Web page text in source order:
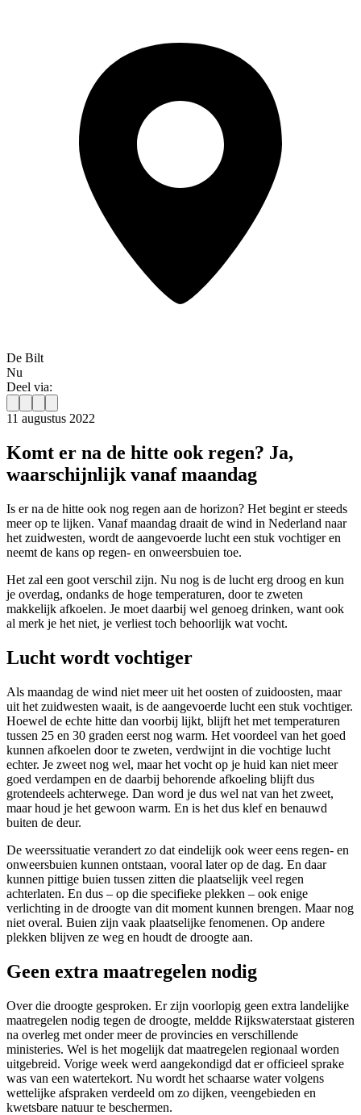
De Bilt
Nu
Deel via:
11 augustus 2022
Komt er na de hitte ook regen? Ja,
waarschijnlijk vanaf maandag
Is er na de hitte ook nog regen aan de horizon? Het begint er steeds
meer op te lijken. Vanaf maandag draait de wind in Nederland naar
het zuidwesten, wordt de aangevoerde lucht een stuk vochtiger en
neemt de kans op regen- en onweersbuien toe.
Het zal een goot verschil zijn. Nu nog is de lucht erg droog en kun
je overdag, ondanks de hoge temperaturen, door te zweten
makkelijk afkoelen. Je moet daarbij wel genoeg drinken, want ook
al merk je het niet, je verliest toch behoorlijk wat vocht.
Lucht wordt vochtiger
Als maandag de wind niet meer uit het oosten of zuidoosten, maar
uit het zuidwesten waait, is de aangevoerde lucht een stuk vochtiger.
Hoewel de echte hitte dan voorbij lijkt, blijft het met temperaturen
tussen 25 en 30 graden eerst nog warm. Het voordeel van het goed
kunnen afkoelen door te zweten, verdwijnt in die vochtige lucht
echter. Je zweet nog wel, maar het vocht op je huid kan niet meer
goed verdampen en de daarbij behorende afkoeling blijft dus
grotendeels achterwege. Dan word je dus wel nat van het zweet,
maar houd je het gewoon warm. En is het dus klef en benauwd
buiten de deur.
De weerssituatie verandert zo dat eindelijk ook weer eens regen- en
onweersbuien kunnen ontstaan, vooral later op de dag. En daar
kunnen pittige buien tussen zitten die plaatselijk veel regen
achterlaten. En dus – op die specifieke plekken – ook enige
verlichting in de droogte van dit moment kunnen brengen. Maar nog
niet overal. Buien zijn vaak plaatselijke fenomenen. Op andere
plekken blijven ze weg en houdt de droogte aan.
Geen extra maatregelen nodig
Over die droogte gesproken. Er zijn voorlopig geen extra landelijke
maatregelen nodig tegen de droogte, meldde Rijkswaterstaat gisteren
na overleg met onder meer de provincies en verschillende
ministeries. Wel is het mogelijk dat maatregelen regionaal worden
uitgebreid. Vorige week werd aangekondigd dat er officieel sprake
was van een watertekort. Nu wordt het schaarse water volgens
wettelijke afspraken verdeeld om zo dijken, veengebieden en
kwetsbare natuur te beschermen.